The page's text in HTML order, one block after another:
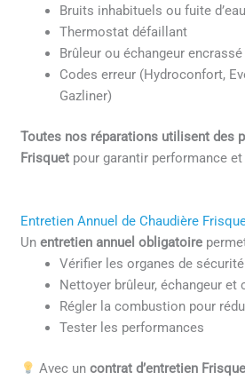
Bruits inhabituels ou fuite d’eau
Thermostat défaillant
Brûleur ou échangeur encrassé
Codes erreur (Hydroconfort,
Gazliner)
Toutes nos réparations utilisent des
Frisquet pour garantir performance
Entretien Annuel de Chaudière
Unentretien annuel obligatoire
Vérifier les organes de sécurité
Nettoyer brûleur, échangeur et
Régler la combustion pour
Tester les performances
Avec un contrat d’entretien